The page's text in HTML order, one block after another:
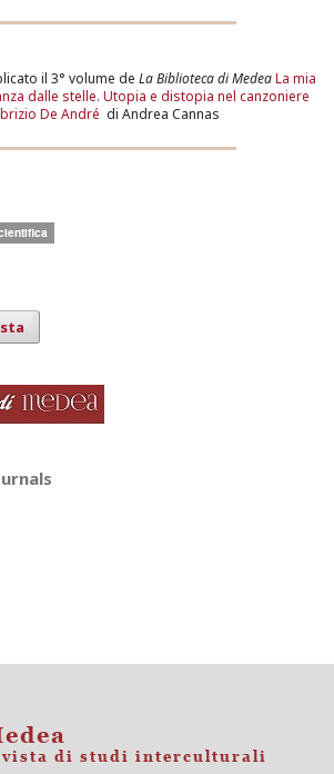
il 3° volume de La Biblioteca di MedeaLa mia
dalle stelle. Utopia e distopia nel canzoniere
De André di Andrea Cannas